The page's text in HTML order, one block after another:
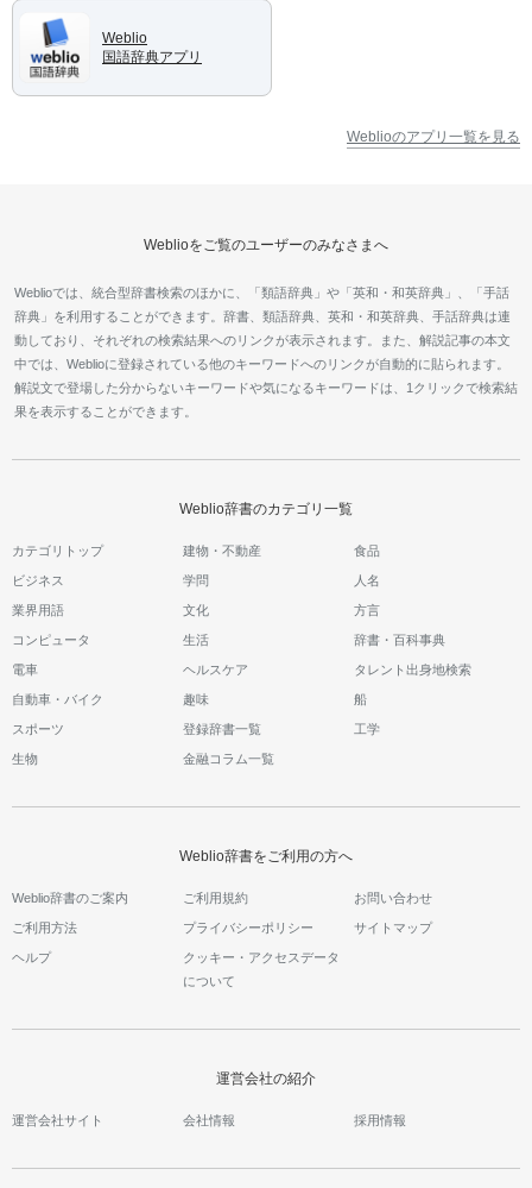
Weblio
国語辞典アプリ
Weblioのアプリ一覧を見る
Weblioをご覧のユーザーのみなさまへ
Weblioでは、統合型辞書検索のほかに、「類語辞典」や「英和・和英辞典」、「手話
辞典」を利用することができます。辞書、類語辞典、英和・和英辞典、手話辞典は連
動しており、それぞれの検索結果へのリンクが表示されます。また、解説記事の本文
中では、Weblioに登録されている他のキーワードへのリンクが自動的に貼られます。
解説文で登場した分からないキーワードや気になるキーワードは、1クリックで検索結
果を表示することができます。
Weblio辞書のカテゴリ一覧
カテゴリトップ 建物・不動産 食品
ビジネス 学問 人名
業界用語 文化 方言
コンピュータ 生活 辞書・百科事典
電車 ヘルスケア タレント出身地検索
自動車・バイク 趣味 船
スポーツ 登録辞書一覧 工学
生物 金融コラム一覧
Weblio辞書をご利用の方へ
Weblio辞書のご案内 ご利用規約 お問い合わせ
ご利用方法 プライバシーポリシー サイトマップ
ヘルプ
クッキー・アクセスデータ
について
運営会社の紹介
運営会社サイト 会社情報 採用情報